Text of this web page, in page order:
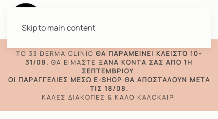
Skip to main content
TO 33 DERMA CLINIC ΘΑ ΠΑΡΑΜΕΊΝΕΙ ΚΛΕΙΣΤΌ 10-
31/08. ΘΑ ΕΊΜΑΣΤΕ ΞΑΝΆ ΚΟΝΤΆ ΣΑΣ ΑΠΌ 1Η
ΣΕΠΤΕΜΒΡΊΟΥ.
ΟΙ ΠΑΡΑΓΓΕΛΊΕΣ ΜΈΣΩ E-SHOP ΘΑ ΑΠΟΣΤΑΛΟΎΝ ΜΕΤΆ
ΤΙΣ 18/08.
ΚΑΛΈΣ ΔΙΑΚΟΠΈΣ & ΚΑΛΌ ΚΑΛΟΚΑΊΡΙ